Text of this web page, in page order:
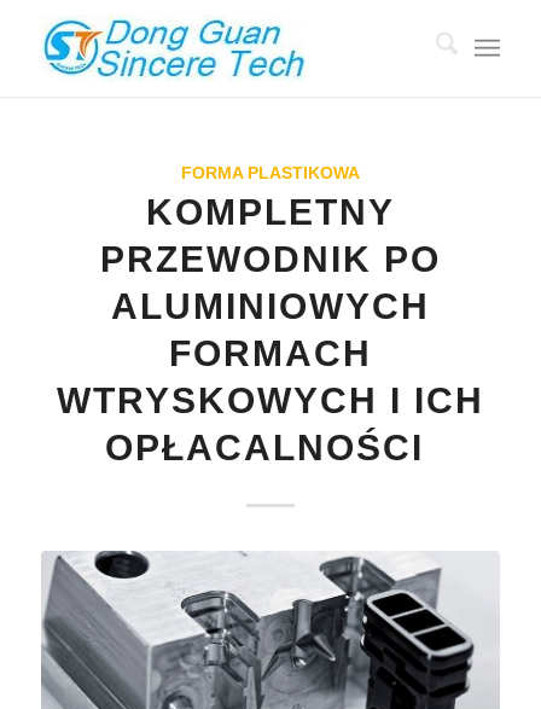
FORMA PLASTIKOWA
KOMPLETNY
PRZEWODNIK PO
ALUMINIOWYCH
FORMACH
WTRYSKOWYCH I ICH
OPŁACALNOŚCI